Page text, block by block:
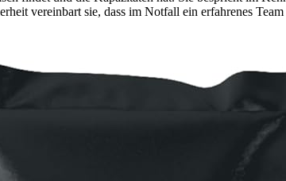
vereinbart sie, dass im Notfall ein erfahrenes